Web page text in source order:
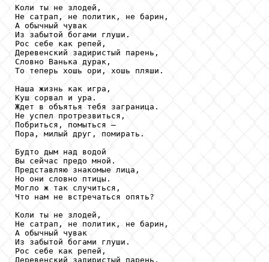
Коли ты не злодей,
Не сатрап, не политик, не барин,
А обычный чувак
Из забытой богами глуши.
Рос себе как репей,
Деревенский задиристый парень,
Словно Ванька дурак,
То теперь хошь ори, хошь пляши.
Наша жизнь как игра,
Куш сорвал и ура.
Ждет в объятья тебя заграница.
Не успел протрезвиться,
Побриться, помыться –
Пора, милый друг, помирать.
Будто дым над водой
Вы сейчас предо мной.
Представляю знакомые лица,
Но они словно птицы.
Могло ж так случиться,
Что нам не встречаться опять?
Коли ты не злодей,
Не сатрап, не политик, не барин,
А обычный чувак
Из забытой богами глуши.
Рос себе как репей,
Деревенский задиристый парень,